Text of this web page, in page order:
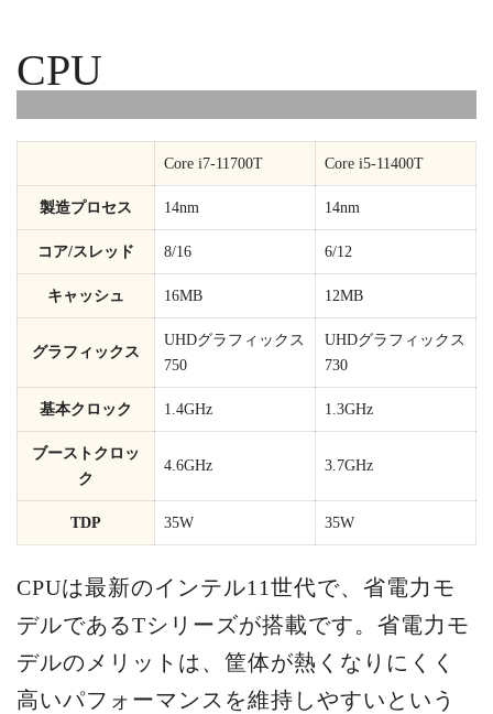
CPU
Core i7-11700T Core i5-11400T
製造プロセス 14nm 14nm
コア/スレッド 8/16 6/12
キャッシュ 16MB 12MB
グラフィックス
UHDグラフィックス
750
UHDグラフィックス
730
基本クロック 1.4GHz 1.3GHz
ブーストクロッ
ク
4.6GHz 3.7GHz
TDP 35W 35W
CPUは最新のインテル11世代で、省電力モ
デルであるTシリーズが搭載です。省電力モ
デルのメリットは、筐体が熱くなりにくく
高いパフォーマンスを維持しやすいという